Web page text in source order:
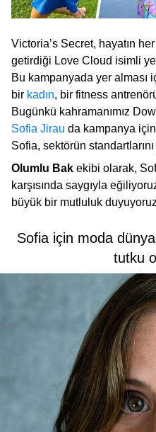
Victoria’s Secret, hayatın
getirdiği Love Cloud isimli
Bu kampanyada yer alması
bir kadın, bir fitness
Bugünkü kahramanımız
Sofia Jirau da kampanya
Sofia, sektörün
Olumlu Bak ekibi olarak,
karşısında saygıyla
büyük bir mutluluk
Sofia için moda
tutku